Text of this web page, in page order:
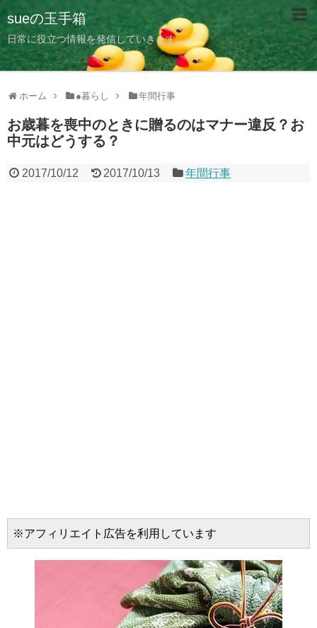
sueの玉手箱
日常に役立つ情報を発信していきます。
ホーム ●暮らし 年間行事
お歳暮を喪中のときに贈るのはマナー違反？お
中元はどうする？
2017/10/12 2017/10/13 年間行事
※アフィリエイト広告を利用しています